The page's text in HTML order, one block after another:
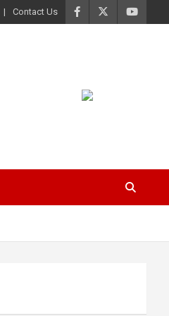
Contact Us